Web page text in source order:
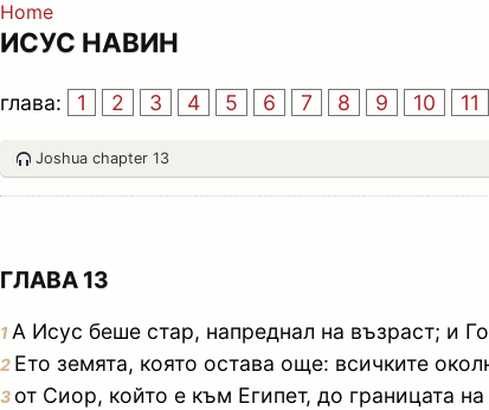
Home
ИСУС НАВИН
глава: 1 2 3 4 5 6 7 8 9 10 11
Joshua chapter 13
ГЛАВА 13
1 А Исус беше стар, напреднал на възраст; и
2 Ето земята, която остава още: всичките
3 от Сиор, който е към Египет, до границата